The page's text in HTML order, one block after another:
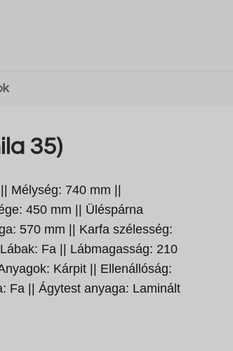
35)
Mélység: 740 mm ||
450 mm || Üléspárna
570 mm || Karfa szélesség:
Fa || Lábmagasság: 210
Kárpit || Ellenállóság:
Fa || Ágytest anyaga: Laminált